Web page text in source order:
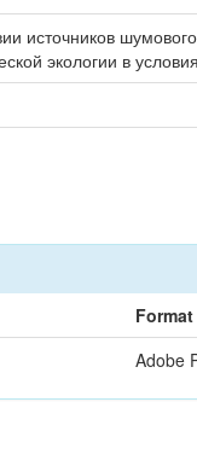
источников
экологии в
Format
Adobe